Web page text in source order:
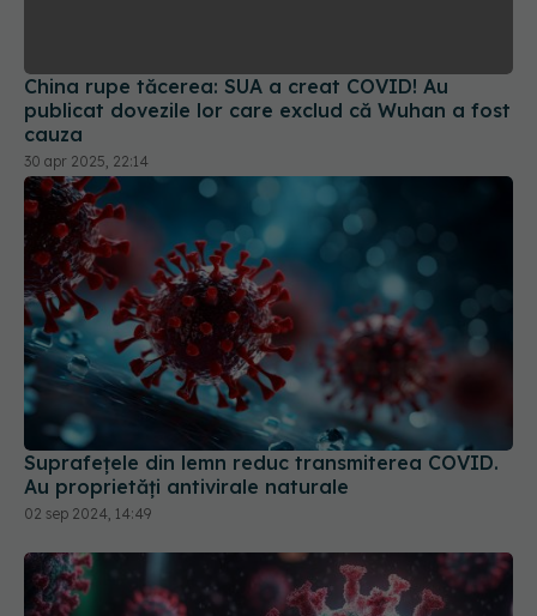
China rupe tăcerea: SUA a creat COVID! Au
publicat dovezile lor care exclud că Wuhan a fost
cauza
30 apr 2025, 22:14
Suprafețele din lemn reduc transmiterea COVID.
Au proprietăți antivirale naturale
02 sep 2024, 14:49